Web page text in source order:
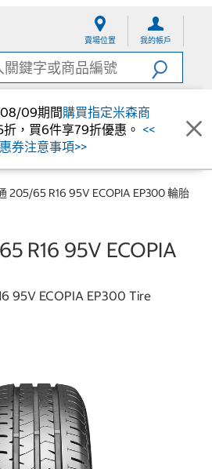
賣場位置 我的帳戶
09期間購買指定米森商
折，買6件享79折優惠。 <<
券注意事項>>
205/65 R16 95V ECOPIA EP300 輪胎
R16 95V ECOPIA
95V ECOPIA EP300 Tire